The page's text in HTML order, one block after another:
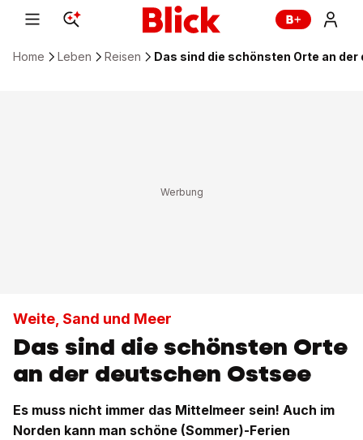
Home Leben Reisen Das sind die schönsten Orte an
Weite, Sand und Meer
Das sind die schönsten Orte
an der deutschen Ostsee
Es muss nicht immer das Mittelmeer sein! Auch im
Norden kann man schöne (Sommer)-Ferien